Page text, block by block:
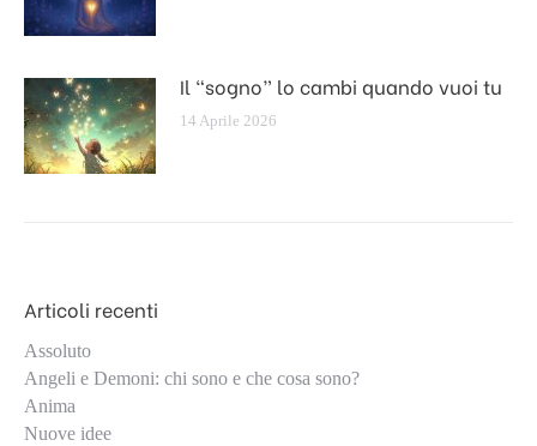
Il “sogno” lo cambi quando vuoi tu
14 Aprile 2026
Articoli recenti
Assoluto
Angeli e Demoni: chi sono e che cosa sono?
Anima
Nuove idee